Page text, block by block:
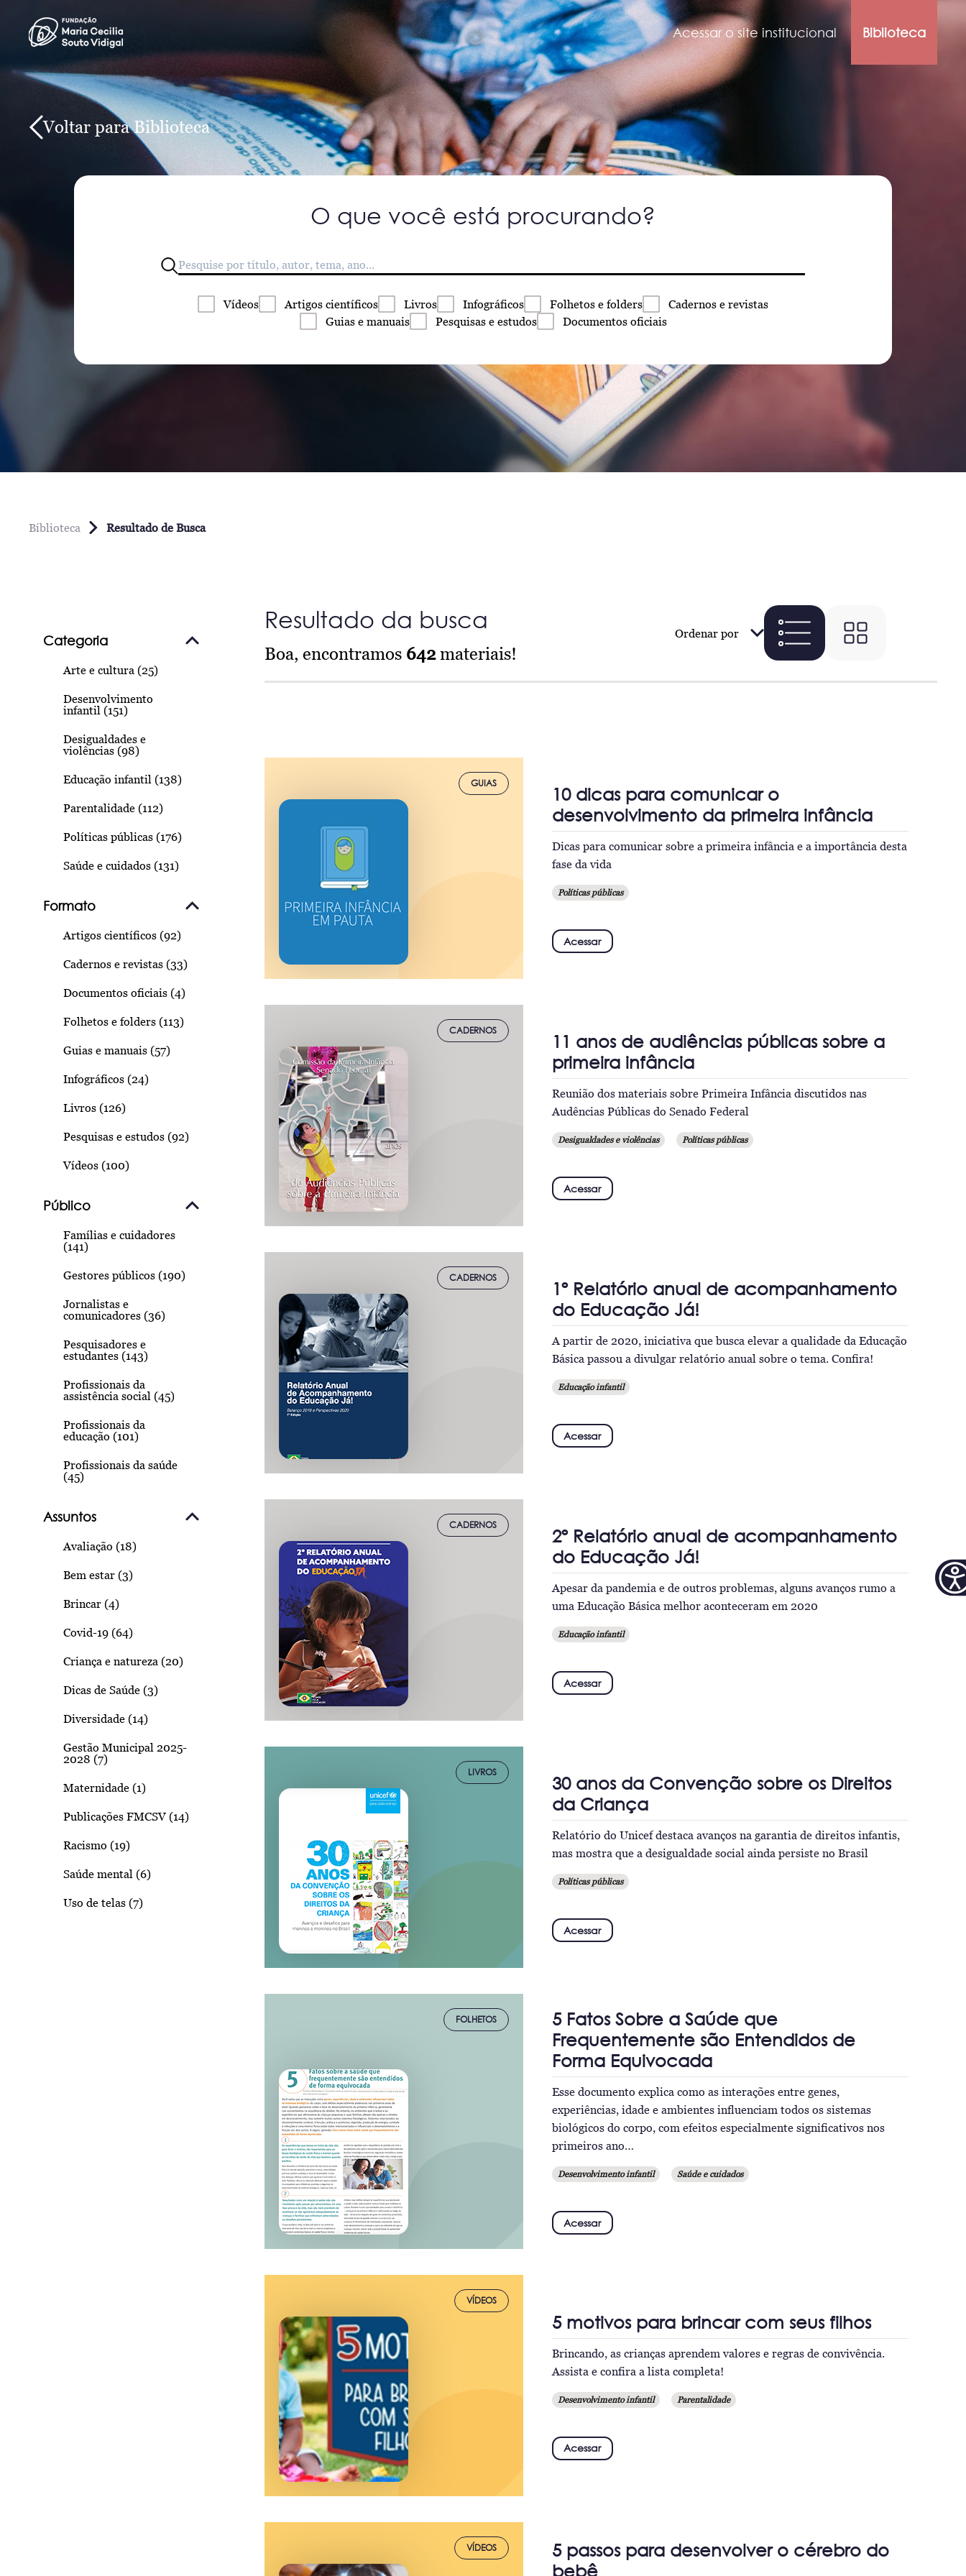
Acessar o site institucional Biblioteca
Voltar para Biblioteca
O que você está procurando?
Vídeos Artigos científicos Livros Infográficos Folhetos e folders Cadernos e revistas
Guias e manuais Pesquisas e estudos Documentos oficiais
Biblioteca Resultado de Busca
Categoria
Arte e cultura (25)
Desenvolvimento
infantil (151)
Desigualdades e
violências (98)
Educação infantil (138)
Parentalidade (112)
Políticas públicas (176)
Saúde e cuidados (131)
Formato
Artigos científicos (92)
Cadernos e revistas (33)
Documentos oficiais (4)
Folhetos e folders (113)
Guias e manuais (57)
Infográficos (24)
Livros (126)
Pesquisas e estudos (92)
Vídeos (100)
Público
Famílias e cuidadores
(141)
Gestores públicos (190)
Jornalistas e
comunicadores (36)
Pesquisadores e
estudantes (143)
Profissionais da
assistência social (45)
Profissionais da
educação (101)
Profissionais da saúde
(45)
Assuntos
Avaliação (18)
Bem estar (3)
Brincar (4)
Covid-19 (64)
Criança e natureza (20)
Dicas de Saúde (3)
Diversidade (14)
Gestão Municipal 2025-
2028 (7)
Maternidade (1)
Publicações FMCSV (14)
Racismo (19)
Saúde mental (6)
Uso de telas (7)
Resultado da busca
Boa, encontramos 642materiais!
Ordenar por
GUIAS
10 dicas para comunicar o
desenvolvimento da primeira infância
Dicas para comunicar sobre a primeira infância e a importância desta
fase da vida
Políticas públicas
Acessar
CADERNOS
11 anos de audiências públicas sobre a
primeira infância
Reunião dos materiais sobre Primeira Infância discutidos nas
Audências Públicas do Senado Federal
Desigualdades e violências Políticas públicas
Acessar
CADERNOS
1º Relatório anual de acompanhamento
do Educação Já!
A partir de 2020, iniciativa que busca elevar a qualidade da Educação
Básica passou a divulgar relatório anual sobre o tema. Confira!
Educação infantil
Acessar
CADERNOS
2º Relatório anual de acompanhamento
do Educação Já!
Apesar da pandemia e de outros problemas, alguns avanços rumo a
uma Educação Básica melhor aconteceram em 2020
Educação infantil
Acessar
LIVROS
30 anos da Convenção sobre os Direitos
da Criança
Relatório do Unicef destaca avanços na garantia de direitos infantis,
mas mostra que a desigualdade social ainda persiste no Brasil
Políticas públicas
Acessar
FOLHETOS
5 Fatos Sobre a Saúde que
Frequentemente são Entendidos de
Forma Equivocada
Esse documento explica como as interações entre genes,
experiências, idade e ambientes influenciam todos os sistemas
biológicos do corpo, com efeitos especialmente significativos nos
primeiros ano…
Desenvolvimento infantil Saúde e cuidados
Acessar
VÍDEOS
5 motivos para brincar com seus filhos
Brincando, as crianças aprendem valores e regras de convivência.
Assista e confira a lista completa!
Desenvolvimento infantil Parentalidade
Acessar
VÍDEOS
5 passos para desenvolver o cérebro do
bebê